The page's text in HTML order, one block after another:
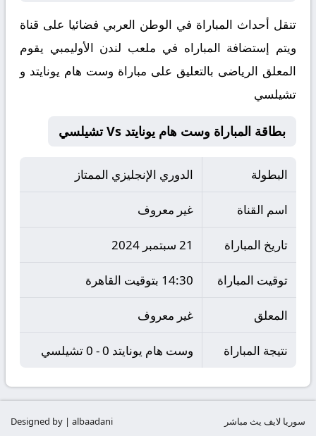
تنقل أحداث المباراة في الوطن العربي فضائيا على قناة
ويتم إستضافة المباراه في ملعب لندن الأوليمبي يقوم
المعلق الرياضى بالتعليق على مباراة وست هام يونايتد و
تشيلسي
بطاقة المباراة وست هام يونايتد Vs تشيلسي
البطولة الدوري الإنجليزي الممتاز
اسم القناة غير معروف
تاريخ المباراة 21 سبتمبر 2024
توقيت المباراة 14:30 بتوقيت القاهرة
المعلق غير معروف
نتيجة المباراة وست هام يونايتد 0 - 0 تشيلسي
سوريا لايف يث مباشر Designed by | albaadani